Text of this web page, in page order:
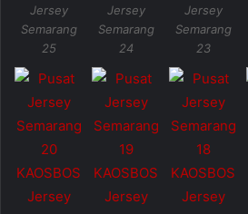
Jersey
Semarang
25
Jersey
Semarang
24
Jersey
Semarang
23